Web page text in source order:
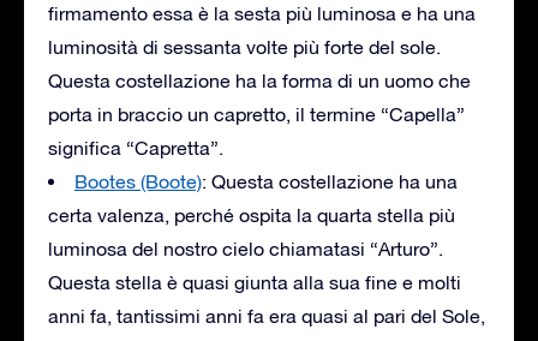
firmamento essa è la sesta più luminosa e ha una
luminosità di sessanta volte più forte del sole.
Questa costellazione ha la forma di un uomo che
porta in braccio un capretto, il termine “Capella”
significa “Capretta”.
Bootes (Boote): Questa costellazione ha una
certa valenza, perché ospita la quarta stella più
luminosa del nostro cielo chiamatasi “Arturo”.
Questa stella è quasi giunta alla sua fine e molti
anni fa, tantissimi anni fa era quasi al pari del Sole,